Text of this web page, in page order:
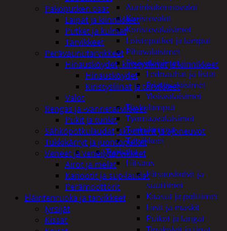
Aurinkokennovalot
Koristevalot
Koristevalaisimet
Loisteputket ja lamput
Pihavalaisimet
Sisävalaisimet
Lednauhat ja listat
Pöytävalaisimet
Yleisvalaisimet
Taskulamput
Työmaavalaisimet
Taskulamput
Tarvikkeet
Työkalut
Hitsaus
Hitsauskolvit ja
suuttimet
Kaasut ja polttimet
Lasit ja maskit
Puikot ja langat
Pakoputken osat
Laipat ja kiinnikkeet
Putket ja kulmat
Tarvikkeet
Perävaunutarvikkeet
Hinausköydet, kiristysliinat ja kiinnikkeet
Hinausköydet
Kiristysliinat ja tarvikkeet
Valot
Rengas ja -vannetarvikkeet
Pukit ja tunkit
Sähköpotkulaudat, skootterit ja ajoneuvot
Tukkikärryt ja juontopulkat
Veneet ja veneilytarvikkeet
Airot ja melat
Kanootit ja sup-laudat
Perämoottorit
Eläintenruoka ja tarvikkeet
Jyrsijät
Kissat